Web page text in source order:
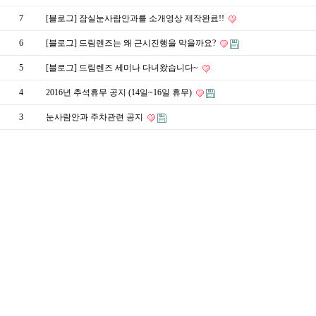
7 [블로그] 잠실눈사람안과를 소개영상 제작완료!!
6 [블로그] 드림렌즈는 왜 근시진행을 막을까요?
5 [블로그] 드림렌즈 세미나 다녀왔습니다~
4 2016년 추석휴무 공지 (14일~16일 휴무)
3 눈사람안과 주차관련 공지